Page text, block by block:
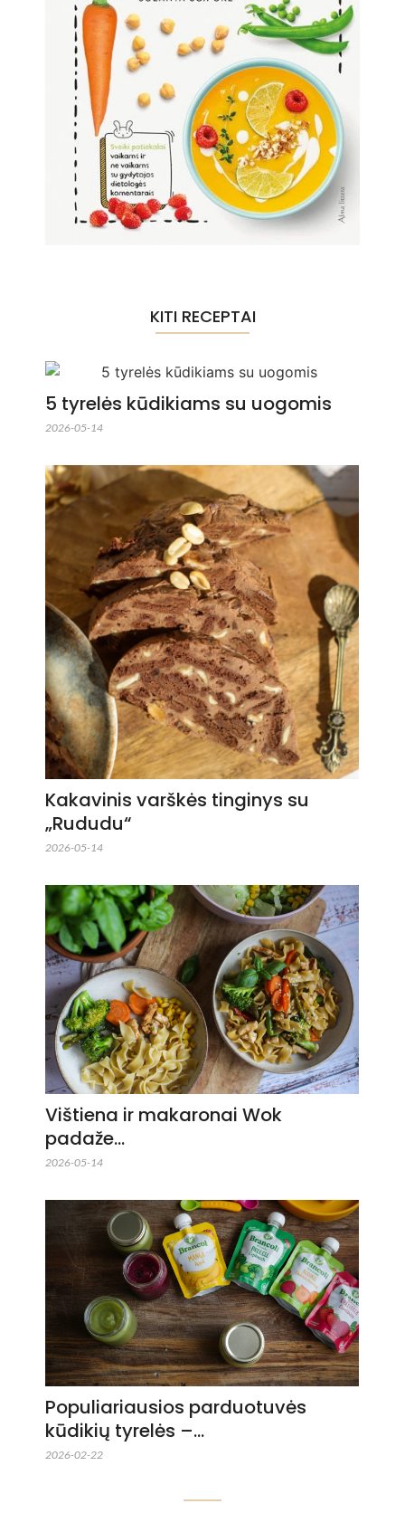
KITI RECEPTAI
5 tyrelės kūdikiams su uogomis
2026-05-14
Kakavinis varškės tinginys su
„Rududu“
2026-05-14
Vištiena ir makaronai Wok
padaže…
2026-05-14
Populiariausios parduotuvės
kūdikių tyrelės –…
2026-02-22